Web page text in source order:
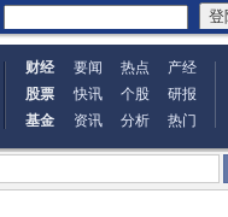
财经 要闻 热点
产经
股票
快讯 个股
研报
基金
资讯 分析 热门